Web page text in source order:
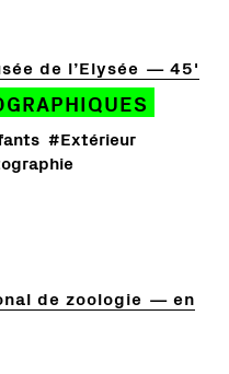
de l’Elysée 45'
#Extérieur
de zoologie
en